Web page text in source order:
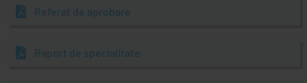
Referat de aprobare
Raport de specialitate